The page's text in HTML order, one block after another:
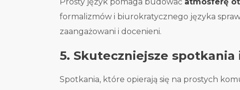
formalizmów i biurokratycznego języka
zaangażowani i docenieni.
5. Skuteczniejsze spotkania
Spotkania, które opierają się na prostych